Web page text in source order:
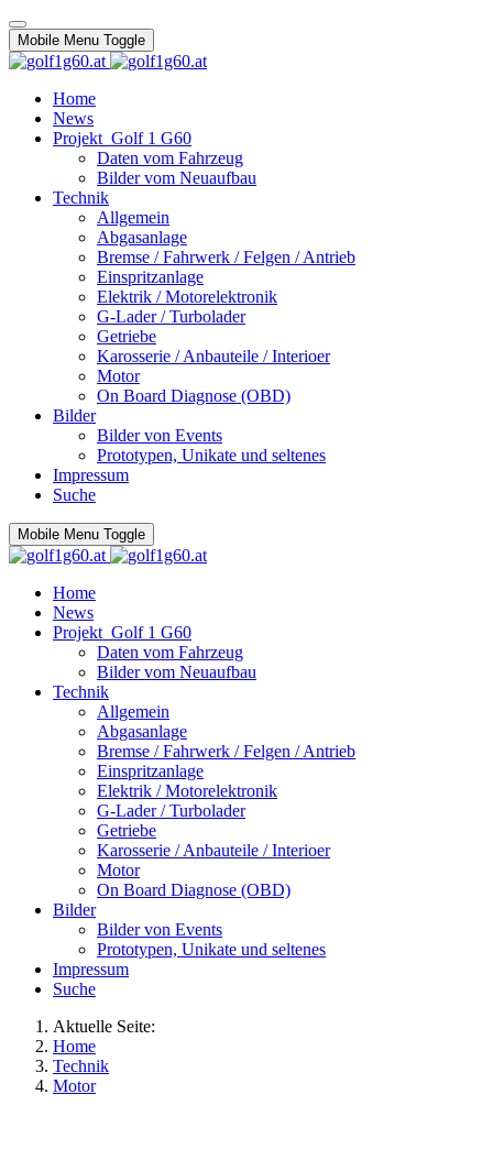
Mobile Menu Toggle
Home
News
Projekt_Golf 1 G60
Daten vom Fahrzeug
Bilder vom Neuaufbau
Technik
Allgemein
Abgasanlage
Bremse / Fahrwerk / Felgen / Antrieb
Einspritzanlage
Elektrik / Motorelektronik
G-Lader / Turbolader
Getriebe
Karosserie / Anbauteile / Interioer
Motor
On Board Diagnose (OBD)
Bilder
Bilder von Events
Prototypen, Unikate und seltenes
Impressum
Suche
Mobile Menu Toggle
Home
News
Projekt_Golf 1 G60
Daten vom Fahrzeug
Bilder vom Neuaufbau
Technik
Allgemein
Abgasanlage
Bremse / Fahrwerk / Felgen / Antrieb
Einspritzanlage
Elektrik / Motorelektronik
G-Lader / Turbolader
Getriebe
Karosserie / Anbauteile / Interioer
Motor
On Board Diagnose (OBD)
Bilder
Bilder von Events
Prototypen, Unikate und seltenes
Impressum
Suche
Aktuelle Seite:
Home
Technik
Motor